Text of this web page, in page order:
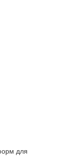
для